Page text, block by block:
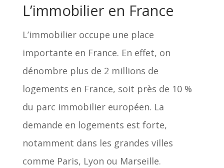
L’immobilier en France
L’immobilier occupe une place
importante en France. En effet, on
dénombre plus de 2 millions de
logements en France, soit près de 10 %
du parc immobilier européen. La
demande en logements est forte,
notamment dans les grandes villes
comme Paris, Lyon ou Marseille.